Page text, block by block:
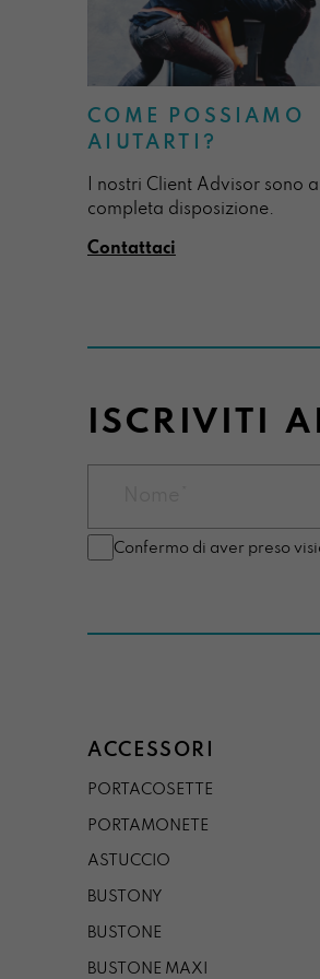
COME POSSIAMO
AIUTARTI?
I nostri Client Advisor sono
completa disposizione.
Contattaci
ISCRIVITI
Confermo di aver preso
ACCESSORI
PORTACOSETTE
PORTAMONETE
ASTUCCIO
BUSTONY
BUSTONE
BUSTONE MAXI